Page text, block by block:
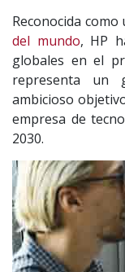
Reconocida como
del mundo, HP
globales en el
representa un
ambicioso
empresa de
2030.